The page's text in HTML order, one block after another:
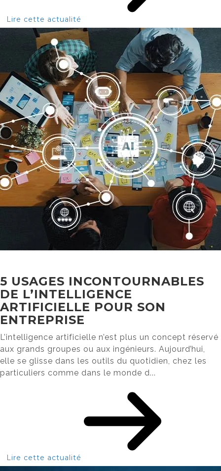
Lire cette actualité
5 USAGES INCONTOURNABLES
DE L’INTELLIGENCE
ARTIFICIELLE POUR SON
ENTREPRISE
L’intelligence artificielle n’est plus un concept réservé
aux grands groupes ou aux ingénieurs. Aujourd’hui,
elle se glisse dans les outils du quotidien, chez les
particuliers comme dans le monde d...
Lire cette actualité